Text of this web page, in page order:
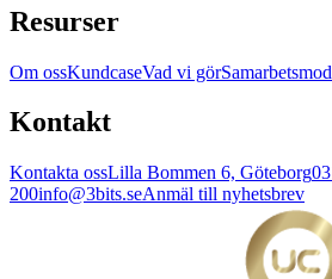
Resurser
Om ossKundcaseVad vi gör
Kontakt
Kontakta ossLilla Bommen 6, Göteborg
200info@3bits.seAnmäl till nyhetsbrev